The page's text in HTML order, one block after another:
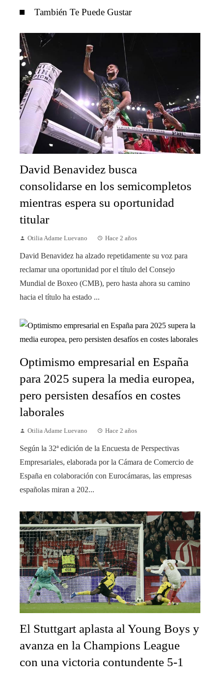
También Te Puede Gustar
David Benavidez busca
consolidarse en los semicompletos
mientras espera su oportunidad
titular
Otilia Adame Luevano Hace 2 años
David Benavidez ha alzado repetidamente su voz para
reclamar una oportunidad por el título del Consejo
Mundial de Boxeo (CMB), pero hasta ahora su camino
hacia el título ha estado ...
Optimismo empresarial en España
para 2025 supera la media europea,
pero persisten desafíos en costes
laborales
Otilia Adame Luevano Hace 2 años
Según la 32ª edición de la Encuesta de Perspectivas
Empresariales, elaborada por la Cámara de Comercio de
España en colaboración con Eurocámaras, las empresas
españolas miran a 202...
El Stuttgart aplasta al Young Boys y
avanza en la Champions League
con una victoria contundente 5-1